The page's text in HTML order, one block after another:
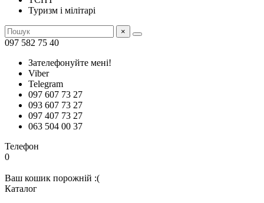
Туризм і мілітарі
×
097 582 75 40
Зателефонуйте мені!
Viber
Telegram
097 607 73 27
093 607 73 27
097 407 73 27
063 504 00 37
Телефон
0
Ваш кошик порожній :(
Каталог